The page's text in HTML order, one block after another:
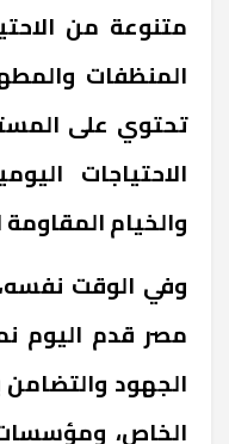
متنوعة من
المنظفات
تحتوي على
الاحتياجات
والخيام
وفي الوقت
مصر قدم اليوم
الجهود والتضامن
الخاص،